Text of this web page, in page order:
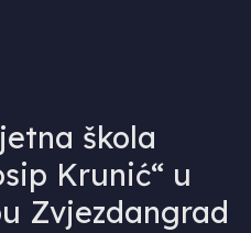
škola
Krunić“ u
Zvjezdangrad